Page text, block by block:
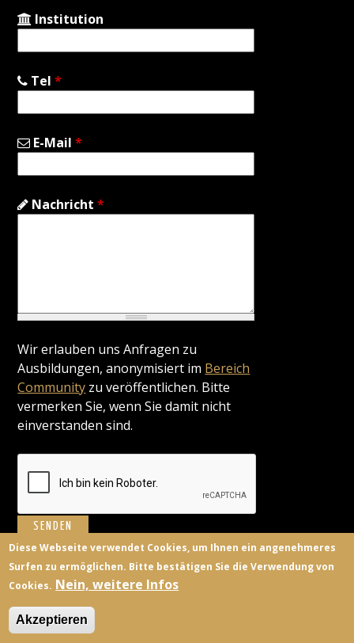
Institution
Tel*
E-Mail*
Nachricht*
Wir erlauben uns Anfragen zu
Ausbildungen, anonymisiert im Bereich
Community zu veröffentlichen. Bitte
vermerken Sie, wenn Sie damit nicht
einverstanden sind.
BILDUNGSANBIETER KONTAKT
Diese Webseite verwendet Cookies, um Ihnen ein angenehmeres
Surfen zu ermöglichen. Bitte bestätigen Sie die Verwendung von
Cookies. Nein, weitere Infos
Akzeptieren